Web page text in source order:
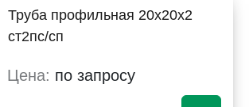
Труба профильная 20х20х2
ст2пс/сп
по запросу